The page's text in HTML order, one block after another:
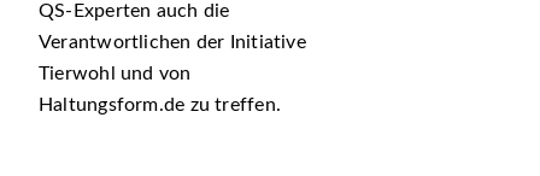
QS-Experten auch die
Verantwortlichen der Initiative
Tierwohl und von
Haltungsform.de zu treffen.